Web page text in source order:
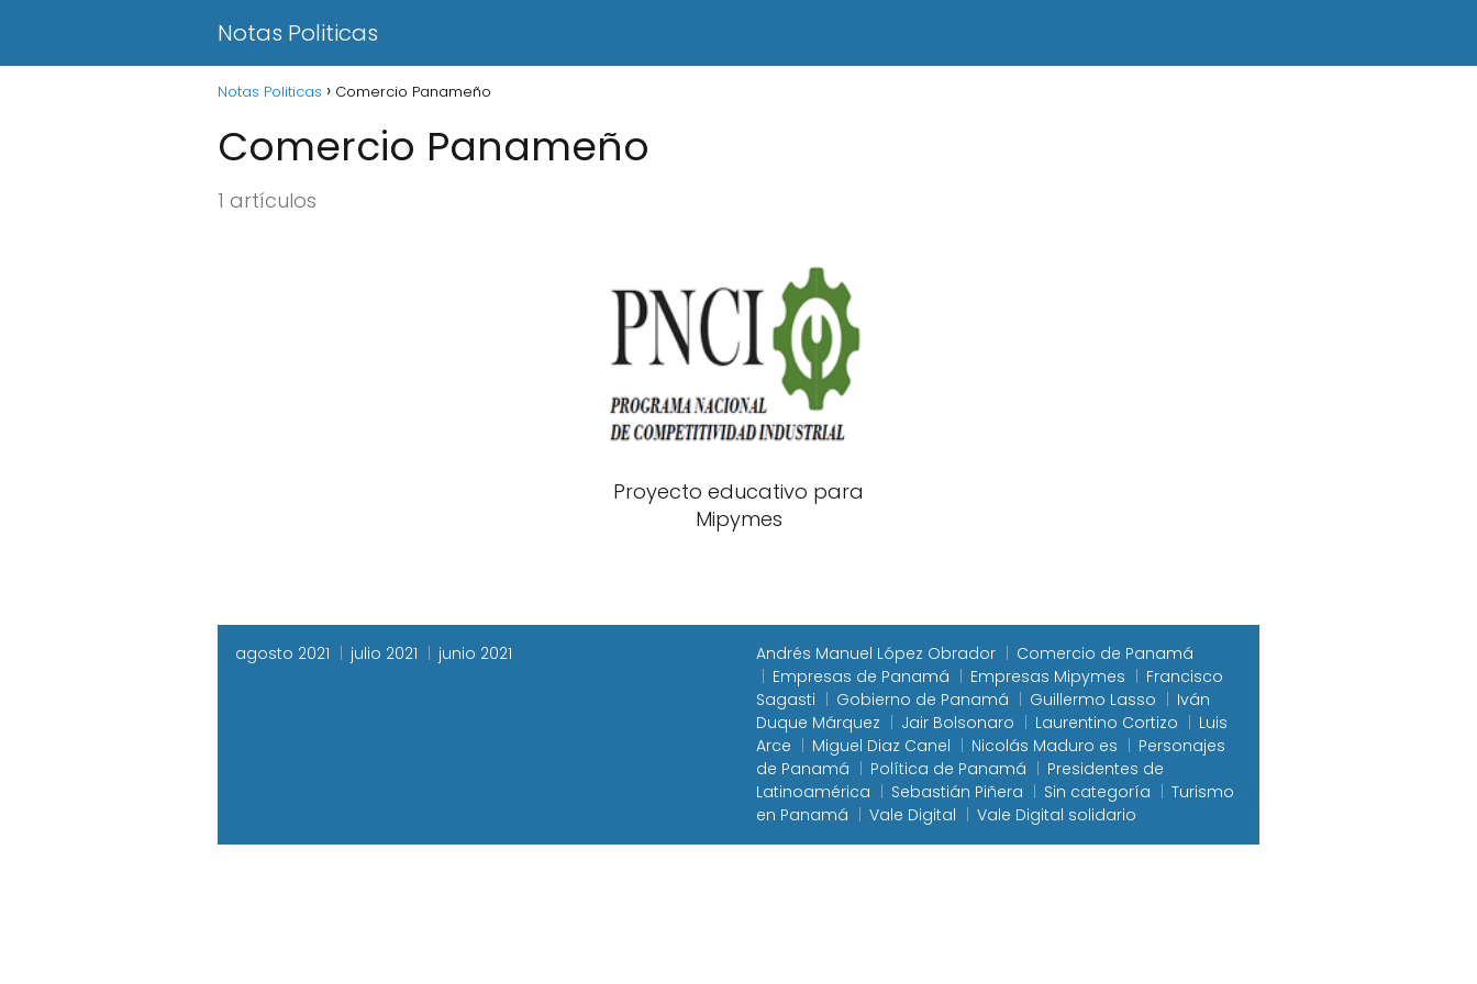
Notas Politicas
Notas Politicas Comercio Panameño
Comercio Panameño
1 artículos
Proyecto educativo para
Mipymes
agosto 2021 julio 2021 junio 2021 Andrés Manuel López Obrador
Comercio de Panamá
Empresas de Panamá
Empresas Mipymes
Francisco
Sagasti
Gobierno de Panamá Guillermo Lasso
Iván
Duque Márquez
Jair Bolsonaro Laurentino Cortizo
Luis
Arce
Miguel Diaz Canel Nicolás Maduro es
Personajes
de Panamá
Política de Panamá
Presidentes de
Latinoamérica
Sebastián Piñera Sin categoría
Turismo
en Panamá
Vale Digital Vale Digital solidario